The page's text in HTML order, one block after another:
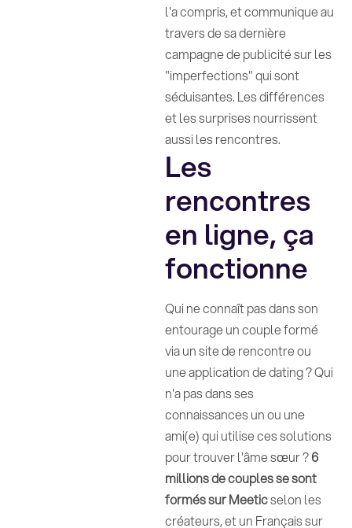
l'a compris, et communique au
travers de sa dernière
campagne de publicité sur les
"imperfections" qui sont
séduisantes. Les différences
et les surprises nourrissent
aussi les rencontres.
Les
rencontres
en ligne, ça
fonctionne
Qui ne connaît pas dans son
entourage un couple formé
via un site de rencontre ou
une application de dating ? Qui
n'a pas dans ses
connaissances un ou une
ami(e) qui utilise ces solutions
pour trouver l'âme sœur ?6
millions de couples se sont
formés sur Meeticselon les
créateurs, et un Français sur